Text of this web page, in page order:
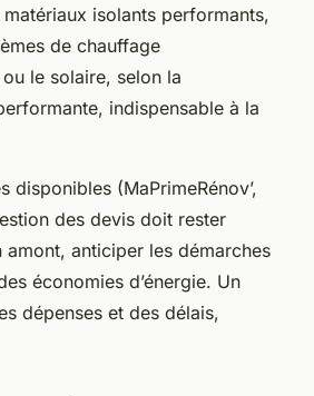
isolants performants,
de chauffage
le solaire, selon la
indispensable à la
(MaPrimeRénov’,
des devis doit rester
amont, anticiper les démarches
économies d’énergie. Un
dépenses et des délais,